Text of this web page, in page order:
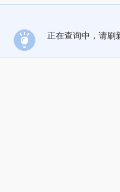
正在查询中，请刷